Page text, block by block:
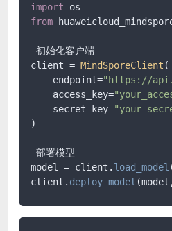
import
from
初始化客户端
client = MindSporeClient (
    endpoint=
"https://
    access_key=
    secret_key=
)
部署模型
model = client. load_model
client. deploy_model